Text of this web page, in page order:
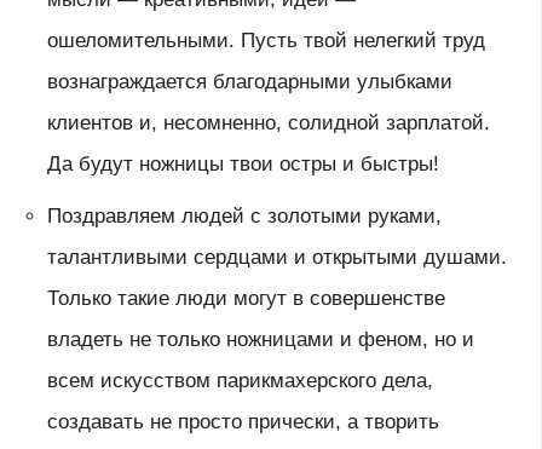
ошеломительными. Пусть твой нелегкий труд
вознаграждается благодарными улыбками
клиентов и, несомненно, солидной зарплатой.
Да будут ножницы твои остры и быстры!
Поздравляем людей с золотыми руками,
талантливыми сердцами и открытыми душами.
Только такие люди могут в совершенстве
владеть не только ножницами и феном, но и
всем искусством парикмахерского дела,
создавать не просто прически, а творить